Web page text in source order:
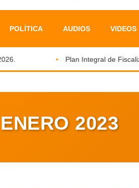
POLÍTICA AUDIOS VIDEOS
Plan Integral de
ENERO 2023